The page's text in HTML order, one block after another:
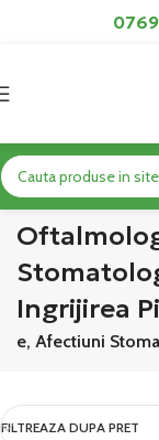
Ingrijirea
Afectiuni
FILTREAZA DUPA PRET